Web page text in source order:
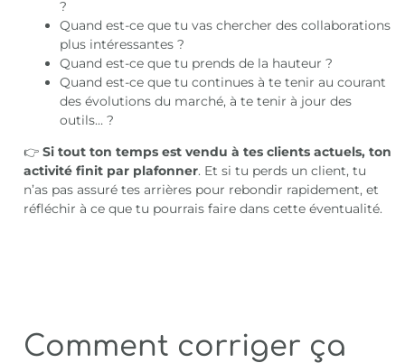
?
Quand est-ce que tu vas chercher des collaborations
plus intéressantes ?
Quand est-ce que tu prends de la hauteur ?
Quand est-ce que tu continues à te tenir au courant
des évolutions du marché, à te tenir à jour des
outils… ?
👉Si tout ton temps est vendu à tes clients actuels, ton
activité finit par plafonner. Et si tu perds un client, tu
n’as pas assuré tes arrières pour rebondir rapidement, et
réfléchir à ce que tu pourrais faire dans cette éventualité.
Comment corriger ça